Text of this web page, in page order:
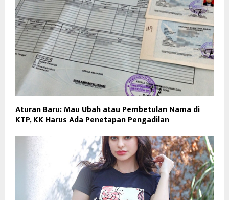
Aturan Baru: Mau Ubah atau Pembetulan Nama di
KTP, KK Harus Ada Penetapan Pengadilan